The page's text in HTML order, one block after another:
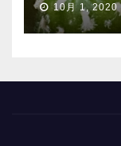
10月 1, 2020